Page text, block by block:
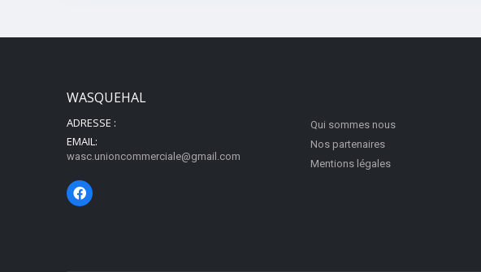
WASQUEHAL
ADRESSE :
EMAIL:
wasc.unioncommerciale@gmail.com
Qui sommes nous
Nos partenaires
Mentions légales